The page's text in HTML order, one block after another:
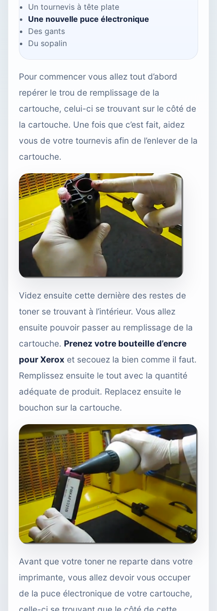
Un tournevis à tête plate
Une nouvelle puce électronique
Des gants
Du sopalin
Pour commencer vous allez tout d’abord
repérer le trou de remplissage de la
cartouche, celui-ci se trouvant sur le côté de
la cartouche. Une fois que c’est fait, aidez
vous de votre tournevis afin de l’enlever de la
cartouche.
Videz ensuite cette dernière des restes de
toner se trouvant à l’intérieur. Vous allez
ensuite pouvoir passer au remplissage de la
cartouche. Prenez votre bouteille d’encre
pour Xerox et secouez la bien comme il faut.
Remplissez ensuite le tout avec la quantité
adéquate de produit. Replacez ensuite le
bouchon sur la cartouche.
Avant que votre toner ne reparte dans votre
imprimante, vous allez devoir vous occuper
de la puce électronique de votre cartouche,